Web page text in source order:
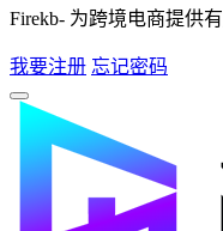
Firekb- 为跨境电商提供
我要注册 忘记密码